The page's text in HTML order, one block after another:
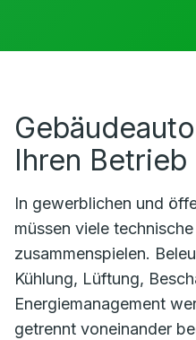
Ihren
In gewerblichen und
müssen viele
zusammenspielen.
Kühlung, Lüftung,
Energiemanagement
getrennt voneinander